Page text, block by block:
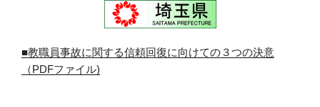
■教職員事故に関する信頼回復に向けての３つの決意
（PDFファイル)